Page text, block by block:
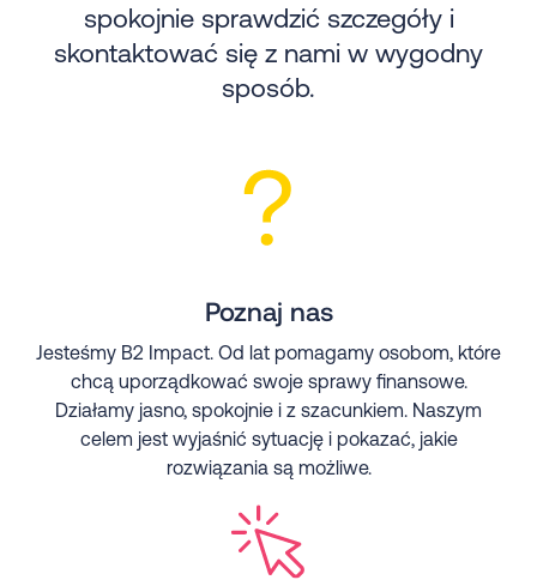
spokojnie sprawdzić szczegóły i
skontaktować się z nami w wygodny
sposób.
Poznaj nas
Jesteśmy B2 Impact. Od lat pomagamy osobom, które
chcą uporządkować swoje sprawy finansowe.
Działamy jasno, spokojnie i z szacunkiem. Naszym
celem jest wyjaśnić sytuację i pokazać, jakie
rozwiązania są możliwe.